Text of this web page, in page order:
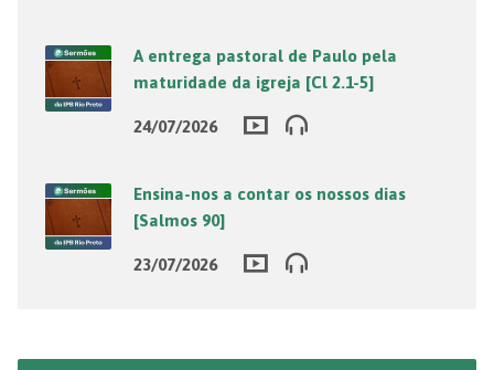
A entrega pastoral de Paulo pela
maturidade da igreja [Cl 2.1-5]
24/07/2026
Ensina-nos a contar os nossos dias
[Salmos 90]
23/07/2026